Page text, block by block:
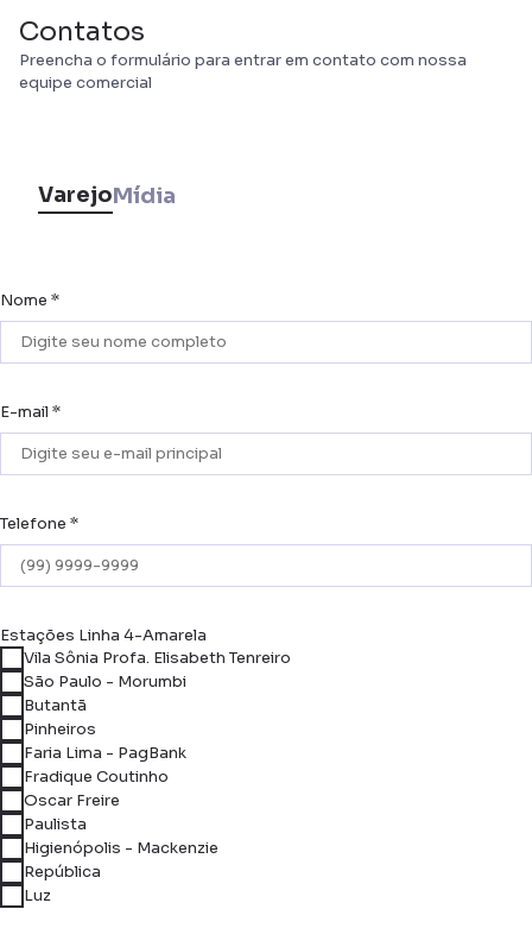
Contatos
Preencha o formulário para entrar em contato com nossa
equipe comercial
VarejoMídia
Nome *
E-mail *
Telefone *
Estações Linha 4-Amarela
Vila Sônia Profa. Elisabeth Tenreiro
São Paulo - Morumbi
Butantã
Pinheiros
Faria Lima - PagBank
Fradique Coutinho
Oscar Freire
Paulista
Higienópolis - Mackenzie
República
Luz